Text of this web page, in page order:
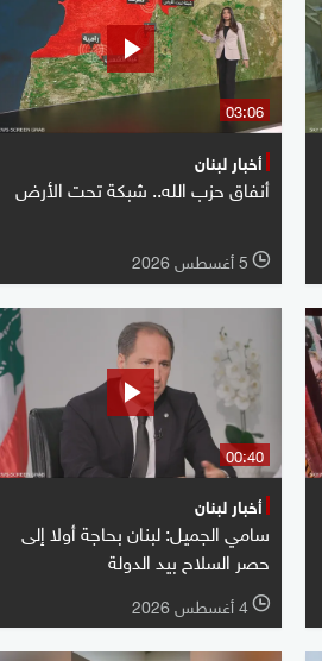
03:06
أخبار لبنان
أنفاق حزب الله.. شبكة تحت الأرض
l 5 أغسطس 2026
00:40
أخبار لبنان
سامي الجميل: لبنان بحاجة أولا إلى
حصر السلاح بيد الدولة
l 4 أغسطس 2026